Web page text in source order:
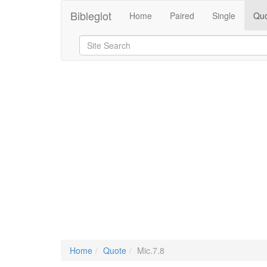
Bibleglot Home Paired Single
Home Quote Mic.7.8